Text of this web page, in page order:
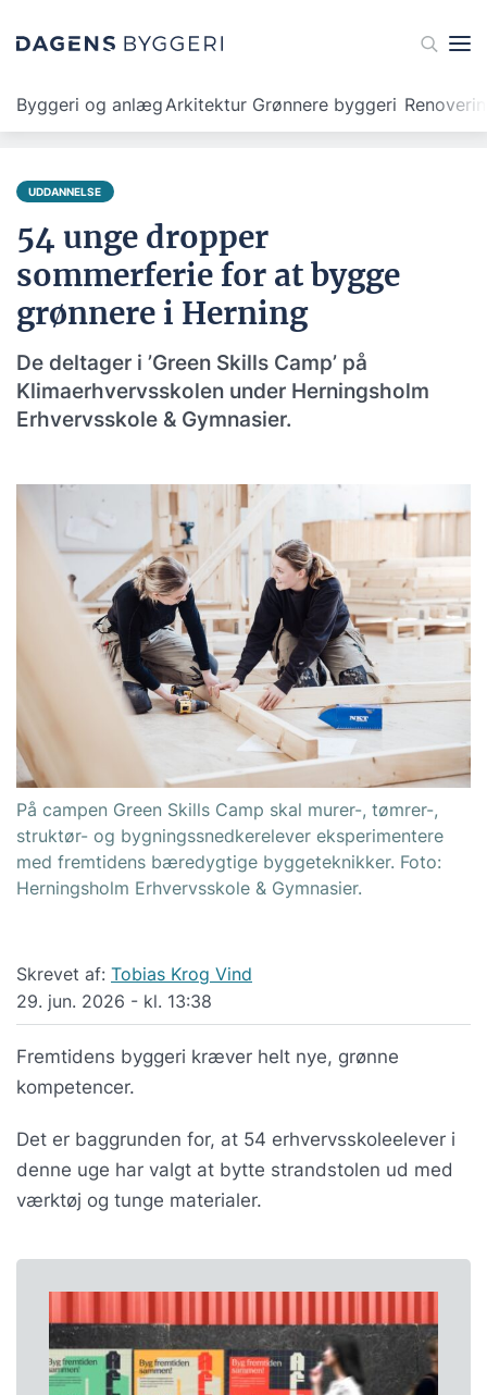
Byggeri og anlægArkitektur Grønnere byggeri
UDDANNELSE
54 unge dropper
sommerferie for at bygge
grønnere i Herning
De deltager i ’Green Skills Camp’ på
Klimaerhvervsskolen under Herningsholm
Erhvervsskole & Gymnasier.
På campen Green Skills Camp skal murer-, tømrer-,
struktør- og bygningssnedkerelever eksperimentere
med fremtidens bæredygtige byggeteknikker. Foto:
Herningsholm Erhvervsskole & Gymnasier.
Skrevet af: Tobias Krog Vind
29. jun. 2026 - kl. 13:38
Fremtidens byggeri kræver helt nye, grønne
kompetencer.
Det er baggrunden for, at 54 erhvervsskoleelever i
denne uge har valgt at bytte strandstolen ud med
værktøj og tunge materialer.